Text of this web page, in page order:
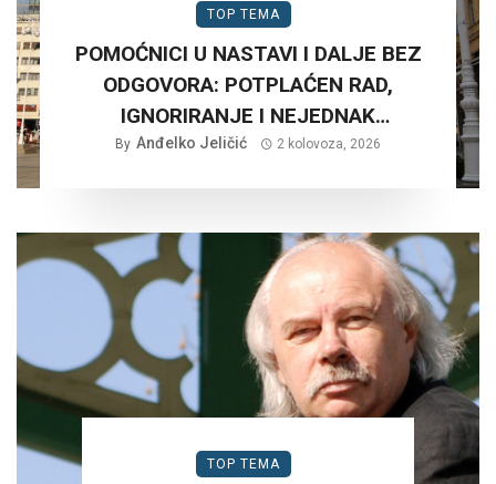
TOP TEMA
POMOĆNICI U NASTAVI I DALJE BEZ
ODGOVORA: POTPLAĆEN RAD,
IGNORIRANJE I NEJEDNAK
TRETMAN…
By Anđelko Jeličić 2 kolovoza, 2026
TOP TEMA